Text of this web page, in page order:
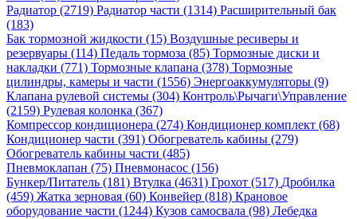
Радиатор (2719) Радиатор части (1314) Расширительный бак
(183)
Бак тормозной жидкости (15) Воздушные ресиверы и
резервуары (114) Педаль тормоза (85) Тормозные диски и
накладки (771) Тормозные клапана (378) Тормозные
цилиндры, камеры и части (1556) Энергоаккумуляторы (9)
Клапана рулевой системы (304) Контроль\Рычаги\Управление
(2159) Рулевая колонка (367)
Компрессор кондиционера (274) Кондиционер комплект (68)
Кондиционер части (391) Обогреватель кабины (279)
Обогреватель кабины части (485)
Пневмоклапан (75) Пневмонасос (156)
Бункер/Питатель (181) Втулка (4631) Грохот (517) Дробилка
(459) Жатка зерновая (60) Конвейер (818) Крановое
оборудование части (1244) Кузов самосвала (98) Лебедка